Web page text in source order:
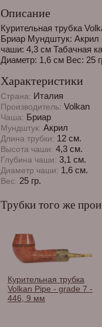
Описание
Курительная трубка
Бриар Мундштук: Акрил
чаши: 4,3 см Табачная
Диаметр: 1,6 см Вес: 25
Характеристики
Страна: Италия
Производитель: Volkan
Чаша: Бриар
Мундштук: Акрил
Длина трубки: 12 см.
Высота чаши: 4,3 см.
Глубина чаши: 3,1 см.
Диаметр чаши: 1,6 см.
Вес: 25 гр.
Трубки того же
Курительная трубка
Volkan Pipe - grade 7 -
446, 9 мм